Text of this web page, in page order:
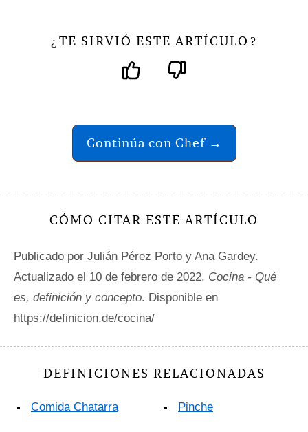
¿ TE SIRVIÓ ESTE ARTÍCULO ?
Continúa con Chef →
CÓMO CITAR ESTE ARTÍCULO
Publicado por Julián Pérez Porto y Ana Gardey.
Actualizado el 10 de febrero de 2022. Cocina - Qué
es, definición y concepto. Disponible en
https://definicion.de/cocina/
DEFINICIONES RELACIONADAS
Comida Chatarra Pinche